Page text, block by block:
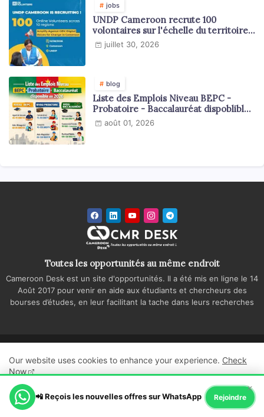
jobs
UNDP Cameroon recrute 100
volontaires sur l'échelle du territoire
national
juillet 30, 2026
blog
Liste des Emplois Niveau BEPC -
Probatoire - Baccalauréat dispoblible
en 2026
août 01, 2026
Toutes les opportunités au même endroit
Cameroon Desk est un site d'opportunités. Il a été mis en ligne le 14
Août 2017 pour venir en aide aux étudiants et chercheurs des
bourses d’études, en leur facilitant la tache dans leurs recherches
Cameroon Desk
Politique de confidentialité
Regie publicitaire
Our website uses cookies to enhance your experience. Check
Now
Ok, Go it!
×
📲 Reçois les nouvelles offres sur WhatsApp Rejoindre